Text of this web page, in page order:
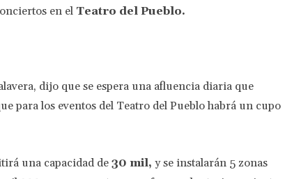
en el Teatro del Pueblo.
dijo que se espera una afluencia diaria que
para los eventos del Teatro del Pueblo habrá un cupo
una capacidad de 30 mil, y se instalarán 5 zonas